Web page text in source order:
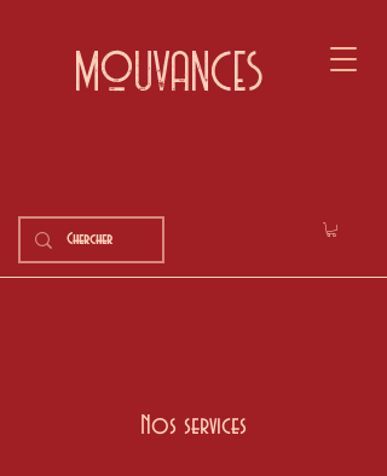
mouvances
Nos services